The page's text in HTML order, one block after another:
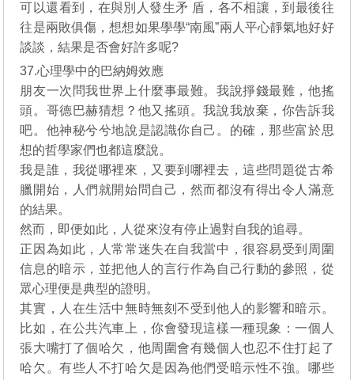
可以還看到，在與別人發生矛 盾，各不相讓，到最後往
往是兩敗俱傷，想想如果學學“南風”兩人平心靜氣地好好
談談，結果是否會好許多呢?
37.心理學中的巴納姆效應
朋友一次問我世界上什麼事最難。我說掙錢最難，他搖
頭。哥德巴赫猜想？他又搖頭。我說我放棄，你告訴我
吧。他神秘兮兮地說是認識你自己。的確，那些富於思
想的哲學家們也都這麼說。
我是誰，我從哪裡來，又要到哪裡去，這些問題從古希
臘開始，人們就開始問自己，然而都沒有得出令人滿意
的結果。
然而，即便如此，人從來沒有停止過對自我的追尋。
正因為如此，人常常迷失在自我當中，很容易受到周圍
信息的暗示，並把他人的言行作為自己行動的參照，從
眾心理便是典型的證明。
其實，人在生活中無時無刻不受到他人的影響和暗示。
比如，在公共汽車上，你會發現這樣一種現象：一個人
張大嘴打了個哈欠，他周圍會有幾個人也忍不住打起了
哈欠。有些人不打哈欠是因為他們受暗示性不強。哪些